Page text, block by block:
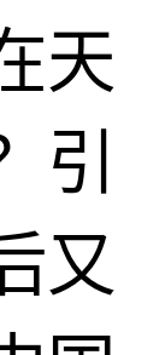
天
引
又